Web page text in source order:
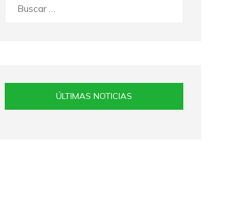
ÚLTIMAS NOTICIAS